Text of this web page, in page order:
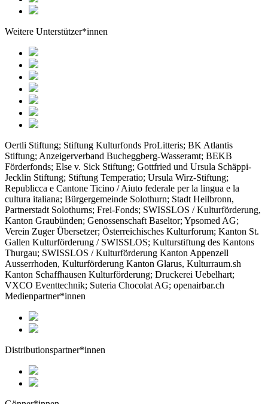
Weitere Unterstützer*innen
Oertli Stiftung; Stiftung Kulturfonds ProLitteris; BK Atlantis
Stiftung; Anzeigerverband Bucheggberg-Wasseramt; BEKB
Förderfonds; Else v. Sick Stiftung; Gottfried und Ursula Schäppi-
Jecklin Stiftung; Stiftung Temperatio; Ursula Wirz-Stiftung;
Republicca e Cantone Ticino / Aiuto federale per la lingua e la
cultura italiana; Bürgergemeinde Solothurn; Stadt Heilbronn,
Partnerstadt Solothurns; Frei-Fonds; SWISSLOS / Kulturförderung,
Kanton Graubünden; Genossenschaft Baseltor; Ypsomed AG;
Verein Zuger Übersetzer; Österreichisches Kulturforum; Kanton St.
Gallen Kulturförderung / SWISSLOS; Kulturstiftung des Kantons
Thurgau; SWISSLOS / Kulturförderung Kanton Appenzell
Ausserrhoden, Kulturförderung Kanton Glarus, Kulturraum.sh
Kanton Schaffhausen Kulturförderung; Druckerei Uebelhart;
VXCO Eventtechnik; Suteria Chocolat AG; openairbar.ch
Medienpartner*innen
Distributionspartner*innen